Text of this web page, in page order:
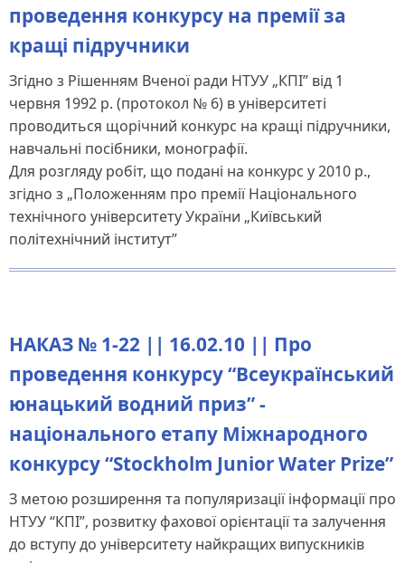
проведення конкурсу на премії за
кращі підручники
Згідно з Рішенням Вченої ради НТУУ „КПІ” від 1
червня 1992 р. (протокол № 6) в університеті
проводиться щорічний конкурс на кращі підручники,
навчальні посібники, монографії.
Для розгляду робіт, що подані на конкурс у 2010 р.,
згідно з „Положенням про премії Національного
технічного університету України „Київський
політехнічний інститут”
НАКАЗ № 1-22 || 16.02.10 || Про
проведення конкурсу “Всеукраїнський
юнацький водний приз” -
національного етапу Міжнародного
конкурсу “Stockholm Junior Water Prize”
З метою розширення та популяризації інформації про
НТУУ “КПІ”, розвитку фахової орієнтації та залучення
до вступу до університету найкращих випускників